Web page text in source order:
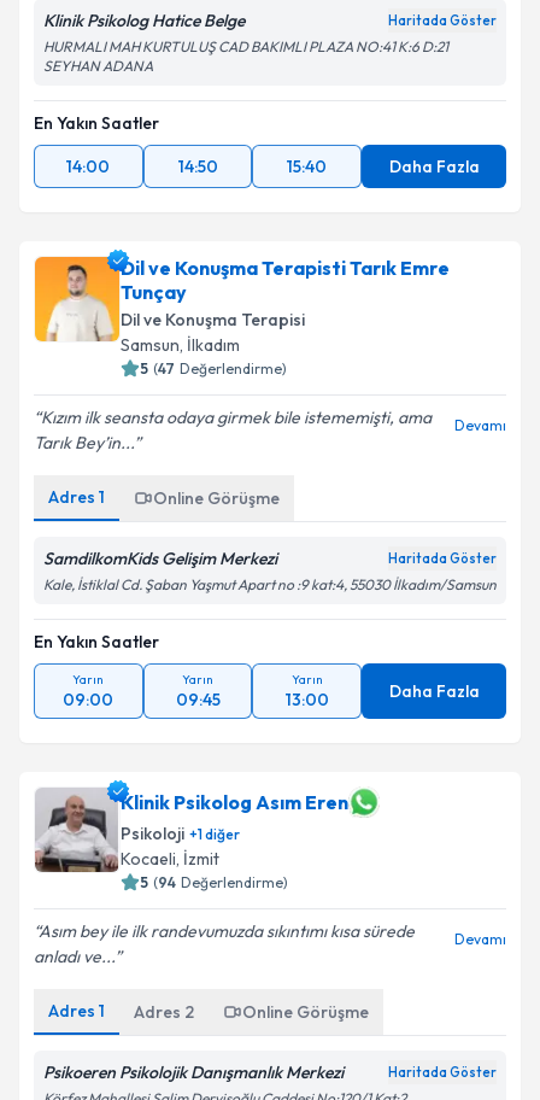
Klinik Psikolog Hatice Belge Haritada Göster
HURMALI MAH KURTULUŞ CAD BAKIMLI PLAZA NO:41 K:6 D:21
SEYHAN ADANA
En Yakın Saatler
14:00
14:50 15:40 Daha Fazla
Dil ve Konuşma Terapisti Tarık Emre
Tunçay
Dil ve Konuşma Terapisi
Samsun, İlkadım
5 (47 Değerlendirme)
Kızım ilk seansta odaya girmek bile istememişti, ama
Tarık Bey’in...
Devamı
Adres 1 Online Görüşme
SamdilkomKids Gelişim Merkezi Haritada Göster
Kale, İstiklal Cd. Şaban Yaşmut Apart no :9 kat:4, 55030 İlkadım/Samsun
En Yakın Saatler
Yarın
09:00
Yarın
09:45
Yarın
13:00 Daha Fazla
Klinik Psikolog Asım Eren
Psikoloji +1diğer
Kocaeli, İzmit
5 (94 Değerlendirme)
Asım bey ile ilk randevumuzda sıkıntımı kısa sürede
anladı ve...
Devamı
Adres 1 Adres 2 Online Görüşme
Psikoeren Psikolojik Danışmanlık Merkezi Haritada Göster